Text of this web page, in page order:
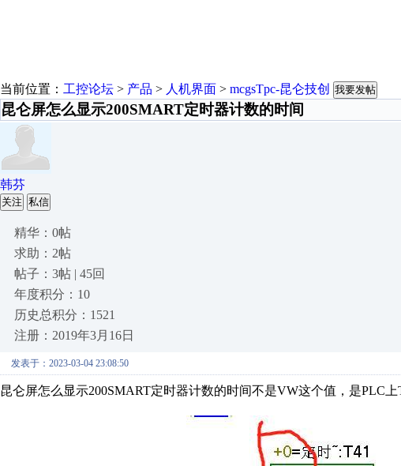
当前位置： 工控论坛 > 产品 > 人机界面 > mcgsTpc-昆仑技创 我要发帖
昆仑屏怎么显示200SMART定时器计数的时间
韩芬
关注 私信
精华：0帖
求助：2帖
帖子：3帖 | 45回
年度积分：10
历史总积分：1521
注册：2019年3月16日
发表于：2023-03-04 23:08:50
昆仑屏怎么显示200SMART定时器计数的时间不是VW这个值，是PLC